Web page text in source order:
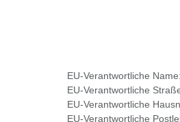
EU-Verantwortliche Name:
EU-Verantwortliche
EU-Verantwortliche
EU-Verantwortliche